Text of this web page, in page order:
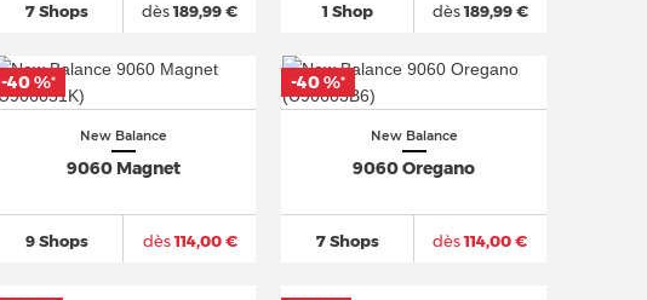
7 Shops dès189,99 € 1 Shop dès189,99 €
New Balance
9060 Magnet
9 Shops dès114,00 €
-40 %*
New Balance
9060 Oregano
7 Shops dès114,00 €
-40 %*